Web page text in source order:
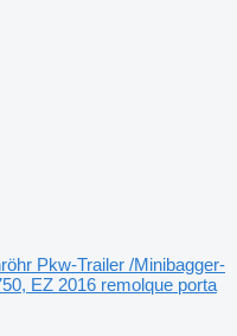
Pkw-Trailer /Minibagger-
EZ 2016 remolque porta